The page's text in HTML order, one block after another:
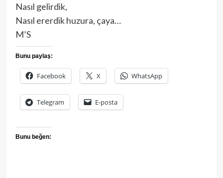
Nasıl gelirdik,
Nasıl ererdik huzura, çaya…
M’S
Bunu paylaş:
Facebook X WhatsApp
Telegram E-posta
Bunu beğen: